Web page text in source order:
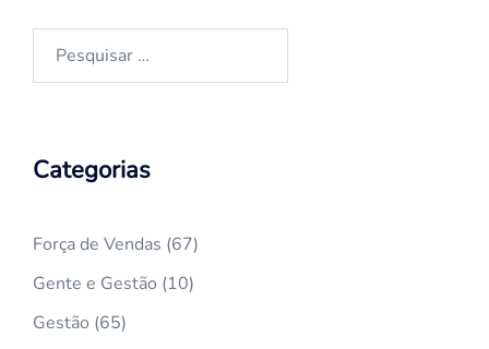
Categorias
Força de Vendas (67)
Gente e Gestão (10)
Gestão (65)